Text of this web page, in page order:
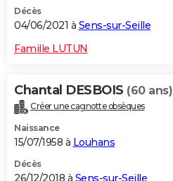
Décès
04/06/2021 à Sens-sur-Seille
Famille LUTUN
Chantal DESBOIS (60 ans)
Créer une cagnotte obsèques
Naissance
15/07/1958 à Louhans
Décès
26/12/2018 à Sens-sur-Seille